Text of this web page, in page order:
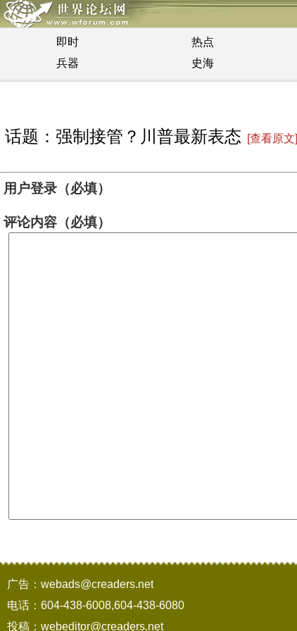
即时 热点
兵器
史海
话题：强制接管？川普最新表态
[查看原文]
用户登录（必填）
评论内容（必填）
广告：webads@creaders.net
电话：604-438-6008,604-438-6080
投稿：webeditor@creaders.net